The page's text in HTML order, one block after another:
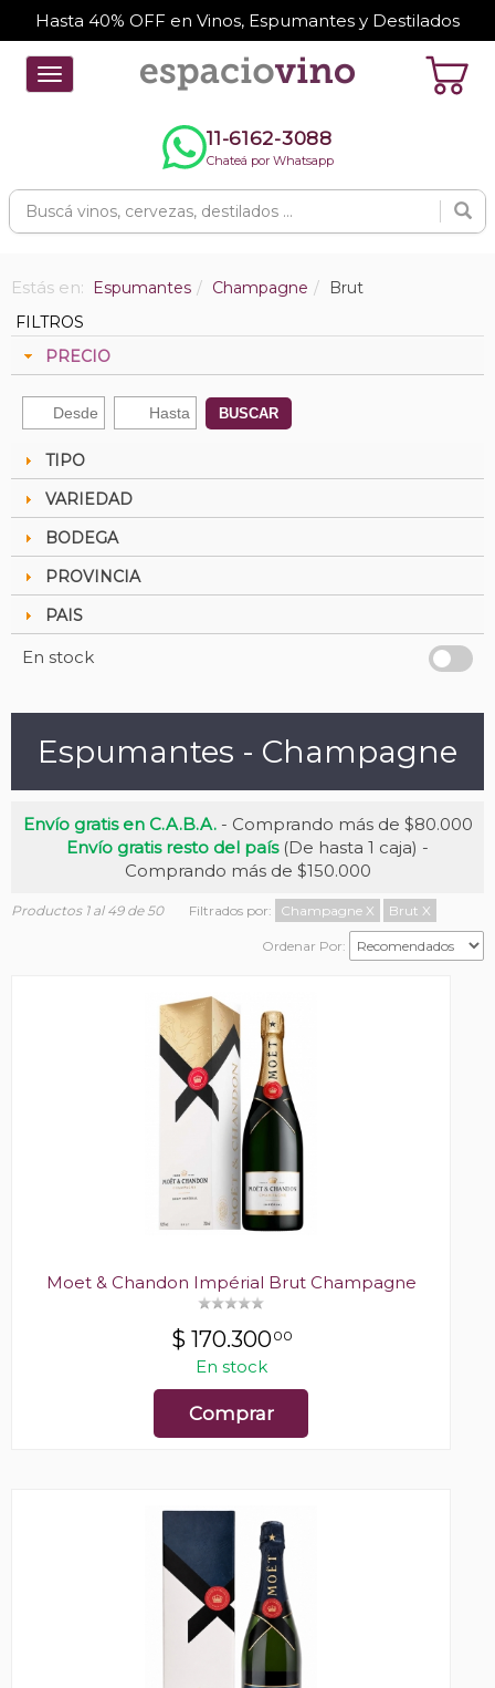
Hasta 40% OFF en Vinos, Espumantes y Destilados
Toggle
navigation
11-6162-3088
Chateá por Whatsapp
Estás en: Espumantes Champagne
Brut
FILTROS
PRECIO
BUSCAR
TIPO
VARIEDAD
BODEGA
PROVINCIA
PAIS
En stock
Espumantes - Champagne
Envío gratis en C.A.B.A.- Comprando más de $80.000
Envío gratis resto del país(De hasta 1 caja) -
Comprando más de $150.000
Productos 1 al 49 de 50 Filtrados por: Champagne X Brut X
Ordenar Por:
Moet & Chandon Impérial Brut Champagne
$ 170.30000
En stock
Comprar